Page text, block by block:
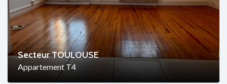
Secteur TOULOUSE
Appartement T4